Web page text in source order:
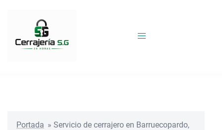
Portada » Servicio de cerrajero en Barruecopardo,